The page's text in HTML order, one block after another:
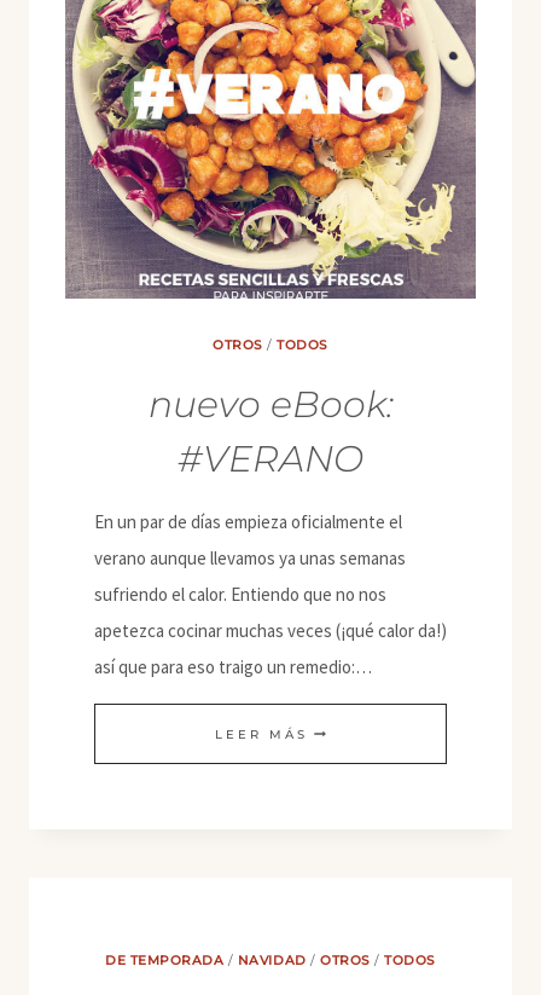
OTROS /TODOS
nuevo eBook:
#VERANO
En un par de días empieza oficialmente el
verano aunque llevamos ya unas semanas
sufriendo el calor. Entiendo que no nos
apetezca cocinar muchas veces (¡qué calor da!)
así que para eso traigo un remedio:…
LEER MÁS NUEVO
EBOOK:
DE TEMPORADA / NAVIDAD /OTROS /TODOS